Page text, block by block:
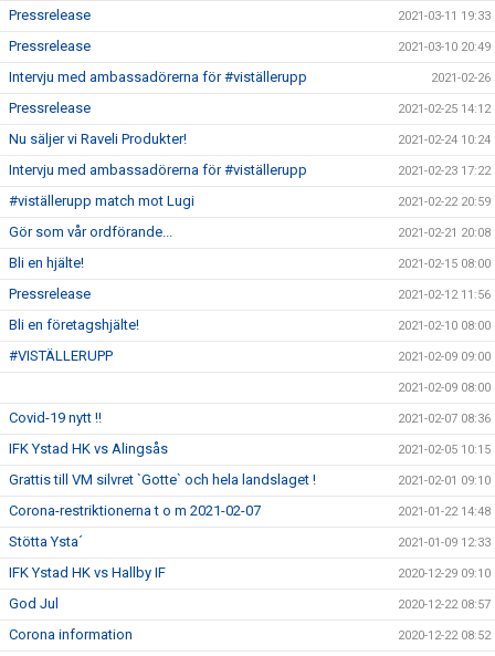
Pressrelease 2021-03-11 19:33
Pressrelease 2021-03-10 20:49
Intervju med ambassadörerna för #viställerupp 2021-02-26
Pressrelease 2021-02-25 14:12
Nu säljer vi Raveli Produkter! 2021-02-24 10:24
Intervju med ambassadörerna för #viställerupp 2021-02-23 17:22
#viställerupp match mot Lugi 2021-02-22 20:59
Gör som vår ordförande... 2021-02-21 20:08
Bli en hjälte! 2021-02-15 08:00
Pressrelease 2021-02-12 11:56
Bli en företagshjälte! 2021-02-10 08:00
#VISTÄLLERUPP 2021-02-09 09:00
2021-02-09 08:00
Covid-19 nytt !! 2021-02-07 08:36
IFK Ystad HK vs Alingsås 2021-02-05 10:15
Grattis till VM silvret `Gotte` och hela landslaget ! 2021-02-01 09:10
Corona-restriktionerna t o m 2021-02-07 2021-01-22 14:48
Stötta Ysta´ 2021-01-09 12:33
IFK Ystad HK vs Hallby IF 2020-12-29 09:10
God Jul 2020-12-22 08:57
Corona information 2020-12-22 08:52